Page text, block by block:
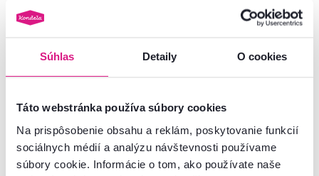
Súhlas Detaily O cookies
Táto webstránka používa súbory cookies
Na prispôsobenie obsahu a reklám, poskytovanie funkcií
sociálnych médií a analýzu návštevnosti používame
súbory cookie. Informácie o tom, ako používate naše